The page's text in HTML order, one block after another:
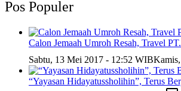
Pos Populer
Calon Jemaah Umroh Resah, Travel
Sabtu, 13 Mei 2017 - 12:52 WIB
“Yayasan Hidayatussholihin”, Terus